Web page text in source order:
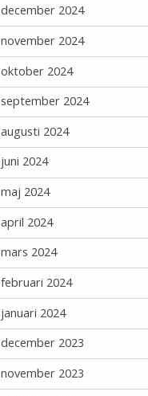
december 2024
november 2024
oktober 2024
september 2024
augusti 2024
juni 2024
maj 2024
april 2024
mars 2024
februari 2024
januari 2024
december 2023
november 2023